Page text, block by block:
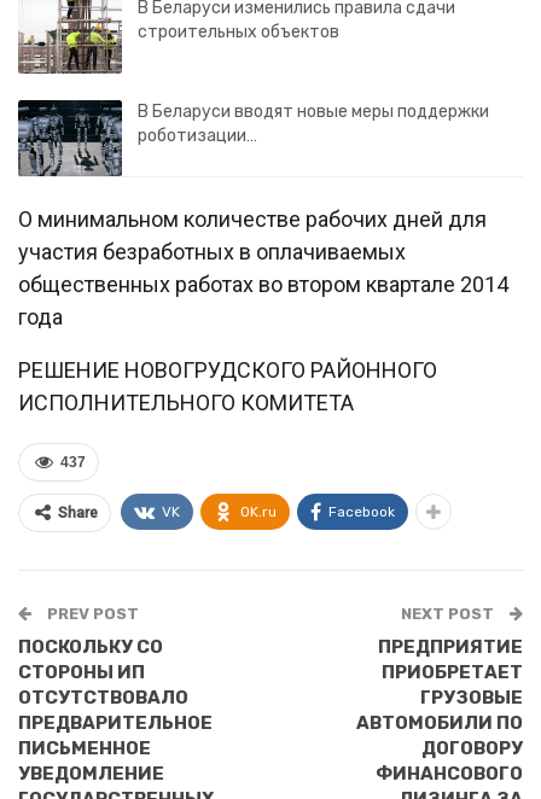
В Беларуси изменились правила сдачи
строительных объектов
В Беларуси вводят новые меры поддержки
роботизации…
О минимальном количестве рабочих дней для
участия безработных в оплачиваемых
общественных работах во втором квартале 2014
года
РЕШЕНИЕ НОВОГРУДСКОГО РАЙОННОГО
ИСПОЛНИТЕЛЬНОГО КОМИТЕТА
437
Share VK OK.ru Facebook
PREV POST
ПОСКОЛЬКУ СО
СТОРОНЫ ИП
ОТСУТСТВОВАЛО
ПРЕДВАРИТЕЛЬНОЕ
ПИСЬМЕННОЕ
УВЕДОМЛЕНИЕ
NEXT POST
ПРЕДПРИЯТИЕ
ПРИОБРЕТАЕТ
ГРУЗОВЫЕ
АВТОМОБИЛИ ПО
ДОГОВОРУ
ФИНАНСОВОГО